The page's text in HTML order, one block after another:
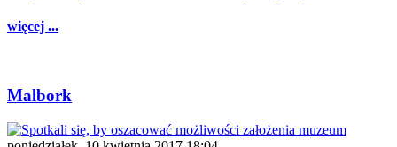
więcej ...
Malbork